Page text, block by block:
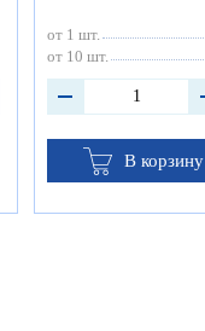
от 1 шт.
от 10 шт.
В корзину